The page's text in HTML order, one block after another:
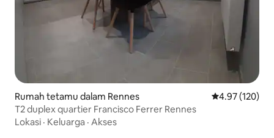
Rumah tetamu dalam Rennes Penarafan
4.97 (120)
T2 duplex quartier Francisco Ferrer Rennes
Lokasi · Keluarga · Akses